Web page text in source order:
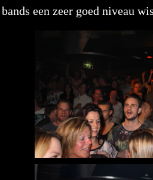
bands een zeer goed niveau